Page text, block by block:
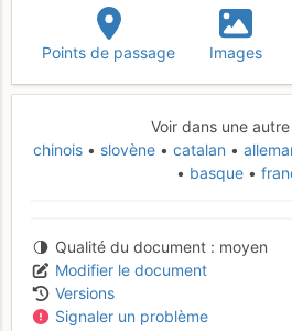
Points de passage Images
Voir dans une
chinois
slovène catalan
basque
Qualité du document
moyen
Modifier le document
Versions
Signaler un problème